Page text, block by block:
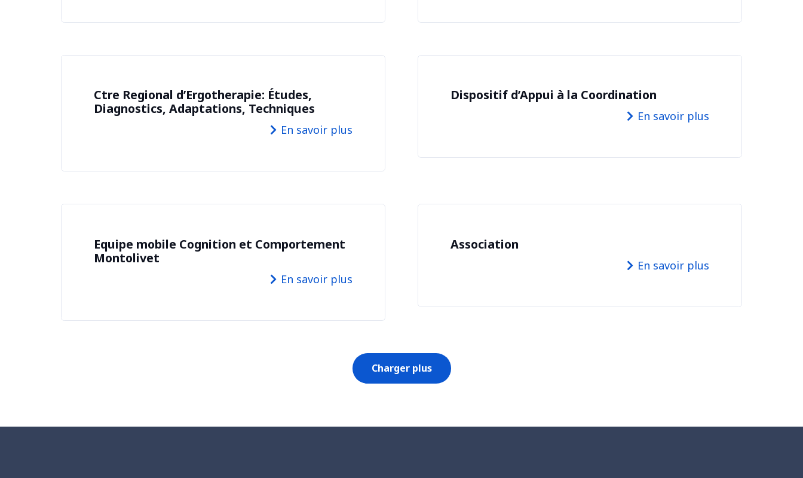
Ctre Regional d’Ergotherapie: Études,
Diagnostics, Adaptations, Techniques
En savoir plus
Dispositif d’Appui à la Coordination
En savoir plus
Equipe mobile Cognition et Comportement
Montolivet
En savoir plus
Association
En savoir plus
Charger plus